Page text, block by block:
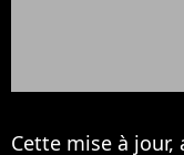
Cette mise à